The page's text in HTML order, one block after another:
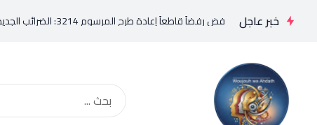
خبر عاجل
يرفض رفضاً قاطعاً إعادة طرح المرسوم 3214: الضرائب الجديدة تعرقل التعافي الاقتصادي وتناقض مبدأ الشراكة